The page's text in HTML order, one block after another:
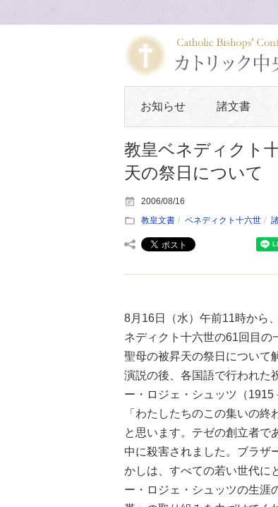
お知らせ 諸文書
教皇ベネディクト
天の祭日について
2006/08/16
教皇文書
ベネディクト十六世
8月16日（水）午前11時から
ネディクト十六世の61回目の
聖母の被昇天の祭日について
演説の後、各国語で行われた
ー・ロジェ・シュッツ（1915
「わたしたちのこの集いの
と思います。テゼの創立者で
中に殺害されました。ブラザ
かしは、すべての若い世代に
ー・ロジェ・シュッツの生涯